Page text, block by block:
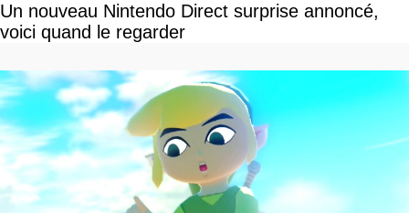
Un nouveau Nintendo Direct surprise annoncé,
voici quand le regarder